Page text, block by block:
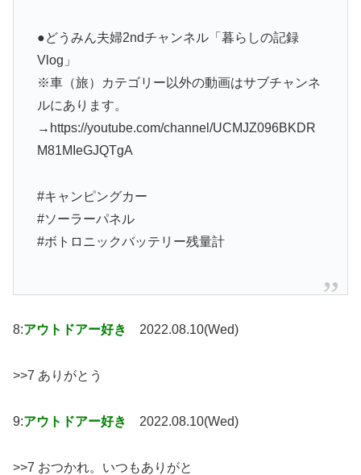
●どうみん夫婦2ndチャンネル「暮らしの記録
Vlog」
※車（旅）カテゴリー以外の動画はサブチャンネ
ルにあります。
→https://youtube.com/channel/UCMJZ096BKDR
M81MIeGJQTgA
#キャンピングカー
#ソーラーパネル
#ボトロニックバッテリー残量計
8:アウトドアー好き 2022.08.10(Wed)
>>7 ありがとう
9:アウトドアー好き 2022.08.10(Wed)
>>7 おつかれ。いつもありがと